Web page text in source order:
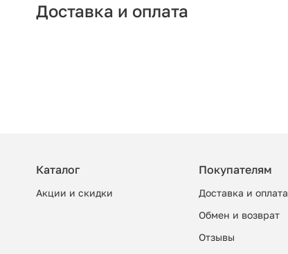
Доставка и оплата
Каталог
Акции и скидки
Покупателям
Доставка и оплата
Обмен и возврат
Отзывы